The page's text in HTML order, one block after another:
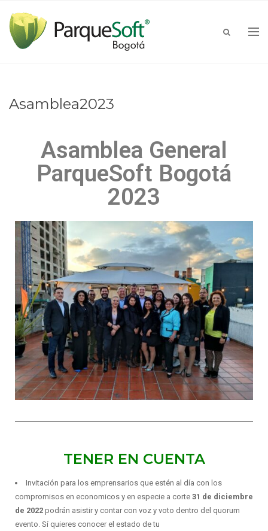
Asamblea2023
Asamblea General
ParqueSoft Bogotá
2023
TENER EN CUENTA
Invitación para los emprensarios que estén al día con los
compromisos en economicos y en especie a corte 31 de diciembre
de 2022 podrán asistir y contar con voz y voto dentro del quorum
evento. Sí quieres conocer el estado de tu